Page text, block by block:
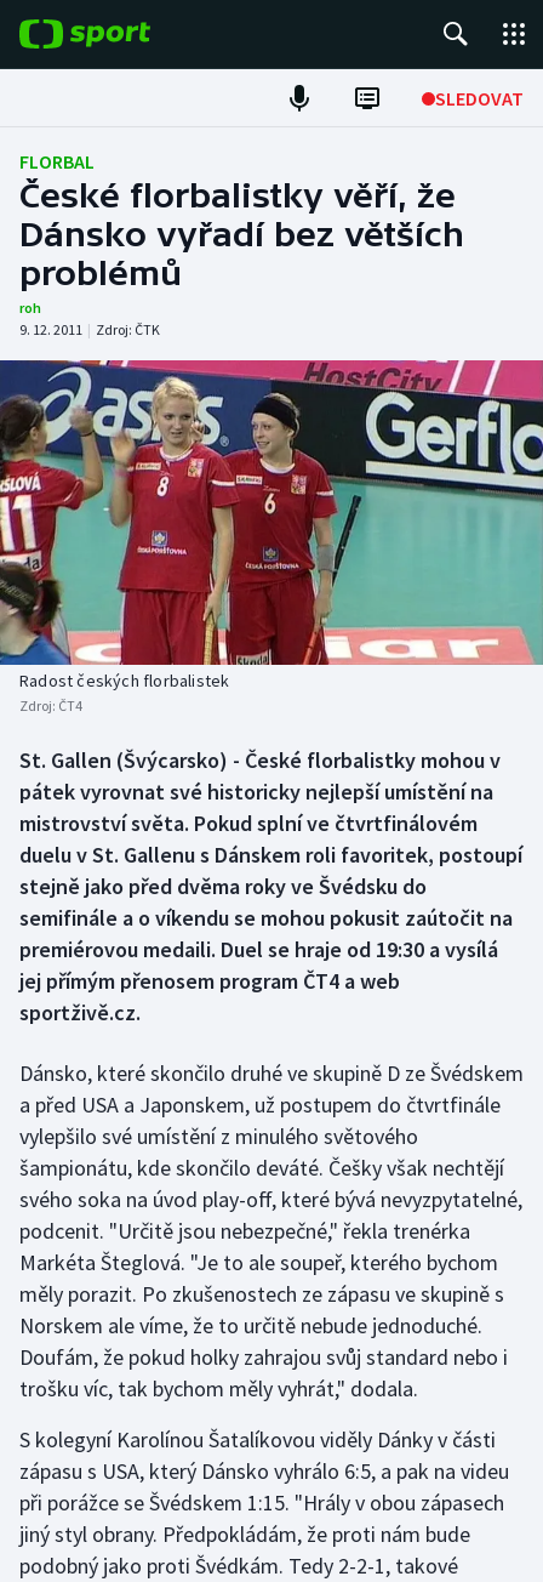
SLEDOVAT
Fotbal
Hokej
Tenis
Atletika
Cyklistika
DALŠÍ SPORTY
Americký fotbal
Baseball a softbal
Basketbal
Biatlon
Box
Curling
Dostihy
Florbal
Futsal
Golf
Gymnastika
Házená
Jezdectví
Judo
Krasobruslení
Lezení
Lyže a snowboard
Moderní pětiboj
NEPŘEHLÉDNĚTE
Soutěže
Historické návraty
Aplikace ČT sport
FLORBAL
České florbalistky věří, že
Dánsko vyřadí bez větších
problémů
roh
9. 12. 2011 | Zdroj: ČTK
Radost českých florbalistek
Zdroj: ČT4
St. Gallen (Švýcarsko) - České florbalistky mohou v
pátek vyrovnat své historicky nejlepší umístění na
mistrovství světa. Pokud splní ve čtvrtfinálovém
duelu v St. Gallenu s Dánskem roli favoritek, postoupí
stejně jako před dvěma roky ve Švédsku do
semifinále a o víkendu se mohou pokusit zaútočit na
premiérovou medaili. Duel se hraje od 19:30 a vysílá
jej přímým přenosem program ČT4 a web
sportživě.cz.
Dánsko, které skončilo druhé ve skupině D ze Švédskem
a před USA a Japonskem, už postupem do čtvrtfinále
vylepšilo své umístění z minulého světového
šampionátu, kde skončilo deváté. Češky však nechtějí
svého soka na úvod play-off, které bývá nevyzpytatelné,
podcenit. "Určitě jsou nebezpečné," řekla trenérka
Markéta Šteglová. "Je to ale soupeř, kterého bychom
měly porazit. Po zkušenostech ze zápasu ve skupině s
Norskem ale víme, že to určitě nebude jednoduché.
Doufám, že pokud holky zahrajou svůj standard nebo i
trošku víc, tak bychom měly vyhrát," dodala.
S kolegyní Karolínou Šatalíkovou viděly Dánky v části
zápasu s USA, který Dánsko vyhrálo 6:5, a pak na videu
při porážce se Švédskem 1:15. "Hrály v obou zápasech
jiný styl obrany. Předpokládám, že proti nám bude
podobný jako proti Švédkám. Tedy 2-2-1, takové